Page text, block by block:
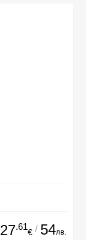
27.61
€ / 54лв.